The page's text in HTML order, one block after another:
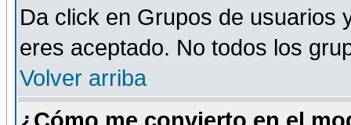
Da click en Grupos de usuarios
eres aceptado. No todos los
Volver arriba